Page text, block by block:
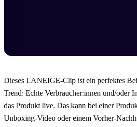
Dieses LANEIGE-Clip ist ein perfektes
Trend: Echte Verbraucher:innen und/oder
das Produkt live. Das kann bei einer
Unboxing-Video oder einem Vorher-